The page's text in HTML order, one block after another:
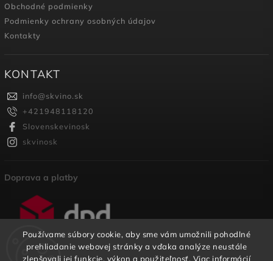
Používame súbory cookie, aby sme vám umožnili pohodlné
prehliadanie webovej stránky a vďaka analýze neustále
zlepšovali jej funkcie, výkon a použiteľnosť. Viac informácií
Obchodné podmienky
Podmienky ochrany osobných údajov
Kontakty
KONTAKT
info@skvino.sk
+421948118120
Slovenskevinosk
skvinosk
Doprava a platby